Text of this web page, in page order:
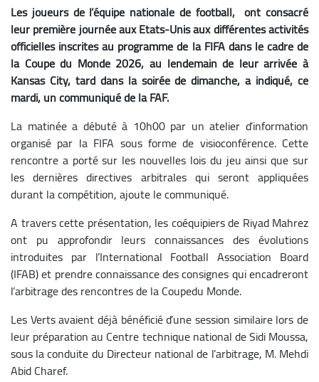
Les joueurs de l’équipe nationale de football, ont consacré
leur première journée aux Etats-Unis aux différentes activités
officielles inscrites au programme de la FIFA dans le cadre de
la Coupe du Monde 2026, au lendemain de leur arrivée à
Kansas City, tard dans la soirée de dimanche, a indiqué, ce
mardi, un communiqué de la FAF.
La matinée a débuté à 10h00 par un atelier d’information
organisé par la FIFA sous forme de visioconférence. Cette
rencontre a porté sur les nouvelles lois du jeu ainsi que sur
les dernières directives arbitrales qui seront appliquées
durant la compétition, ajoute le communiqué.
A travers cette présentation, les coéquipiers de Riyad Mahrez
ont pu approfondir leurs connaissances des évolutions
introduites par l’International Football Association Board
(IFAB) et prendre connaissance des consignes qui encadreront
l’arbitrage des rencontres de la Coupedu Monde.
Les Verts avaient déjà bénéficié d’une session similaire lors de
leur préparation au Centre technique national de Sidi Moussa,
sous la conduite du Directeur national de l’arbitrage, M. Mehdi
Abid Charef.